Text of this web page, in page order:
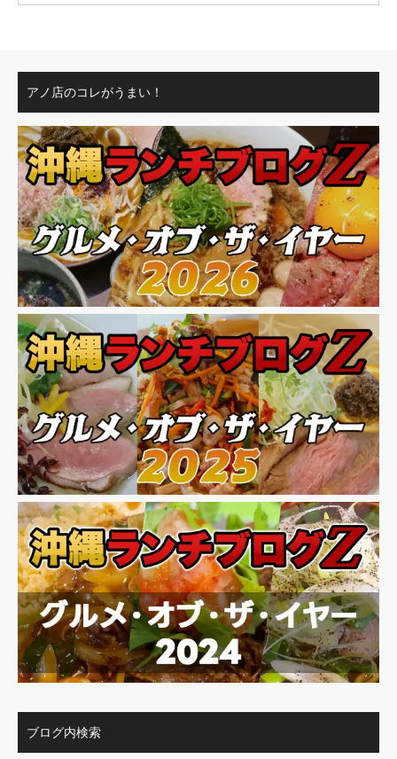
アノ店のコレがうまい！
ブログ内検索